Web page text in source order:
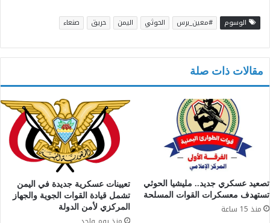
الوسوم #معين_برس الحوثي اليمن حريق صنعاء
مقالات ذات صلة
تصعيد عسكري جديد.. مليشيا الحوثي
تستهدف معسكرات القوات المسلحة
منذ 15 ساعة
تعيينات عسكرية جديدة في اليمن
تشمل قيادة القوات الجوية والجهاز
المركزي لأمن الدولة